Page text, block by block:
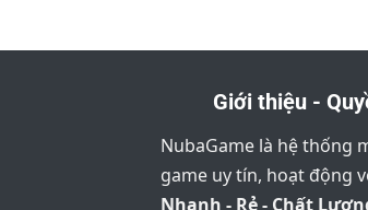
Giới thiệu -
NubaGame là hệ thống
game uy tín, hoạt động
Nhanh - Rẻ - Chất